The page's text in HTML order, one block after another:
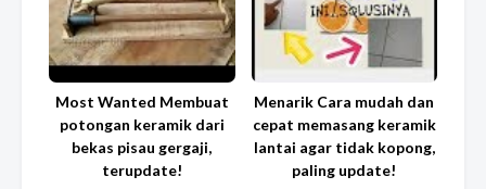
Most Wanted Membuat
potongan keramik dari
bekas pisau gergaji,
terupdate!
Menarik Cara mudah dan
cepat memasang keramik
lantai agar tidak kopong,
paling update!